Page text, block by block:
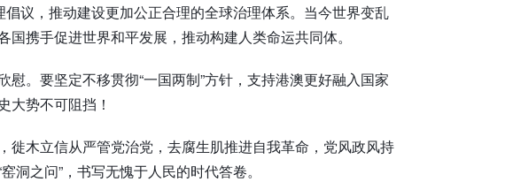
议，推动建设更加公正合理的全球治理体系。当今世界变乱
携手促进世界和平发展，推动构建人类命运共同体。
。要坚定不移贯彻“一国两制”方针，支持港澳更好融入国家
大势不可阻挡！
木立信从严管党治党，去腐生肌推进自我革命，党风政风持
之问”，书写无愧于人民的时代答卷。